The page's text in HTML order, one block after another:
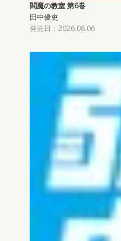
閻魔の教室 第6巻
田中優吏
発売日：2026.08.06